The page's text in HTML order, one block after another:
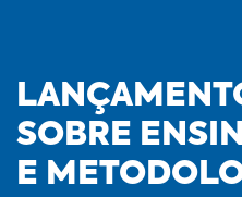
SOBRE
E